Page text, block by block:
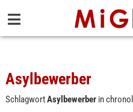
Asylbewerber
SchlagwortAsylbewerberin